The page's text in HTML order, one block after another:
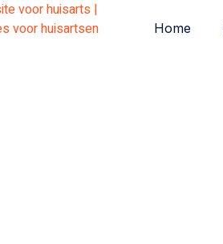
Home